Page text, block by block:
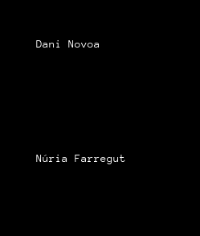
Dani Novoa
Núria Farregut